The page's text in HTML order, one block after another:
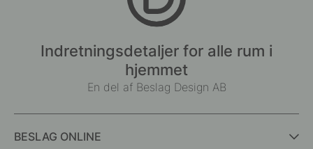
Indretningsdetaljer for alle rum i
hjemmet
En del af Beslag Design AB
BESLAG ONLINE